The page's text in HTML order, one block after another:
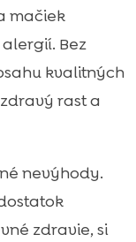
mačiek
Bez
kvalitných
rast a
nevýhody.
zdravie, si